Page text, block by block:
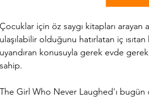
Çocuklar için öz saygı kitapları
ulaşılabilir olduğunu hatırlatan iç
uyandıran konusuyla gerek evde
sahip.
The Girl Who Never Laughed'ı